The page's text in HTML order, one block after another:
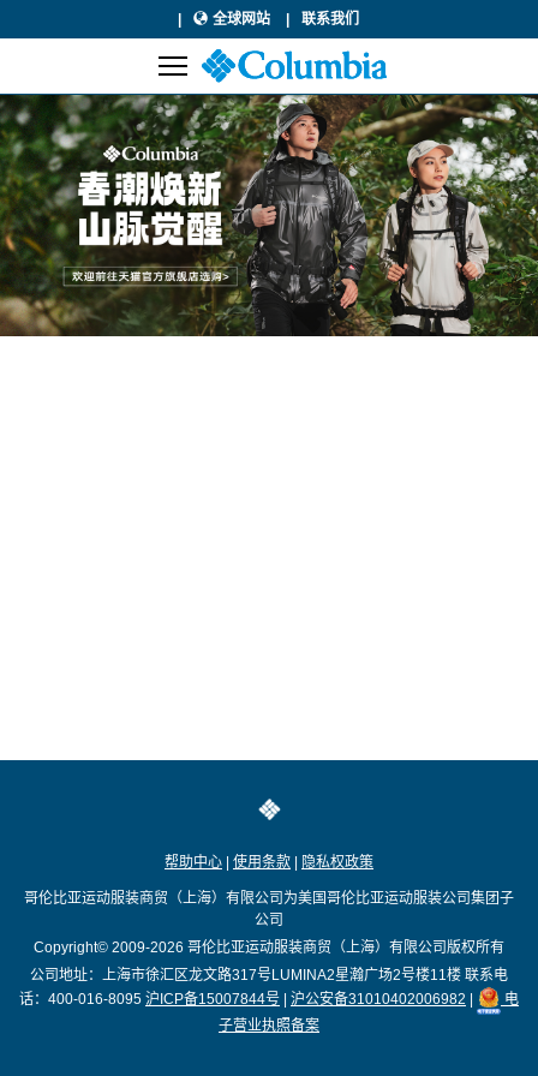
全球网站 联系我们
帮助中心 使用条款 隐私权政策
哥伦比亚运动服装商贸（上海）有限公司为美国哥伦比亚运动服装公司集团子
公司
Copyright© 2009-2026 哥伦比亚运动服装商贸（上海）有限公司版权所有
公司地址：上海市徐汇区龙文路317号LUMINA2星瀚广场2号楼11楼 联系电
话：400-016-8095 沪ICP备15007844号 沪公安备31010402006982
电
子营业执照备案